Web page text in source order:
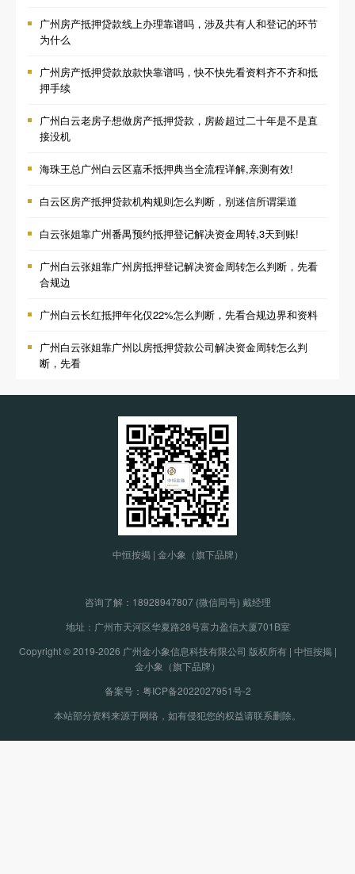
广州房产抵押贷款线上办理靠谱吗，涉及共有人和登记的环节
为什么
广州房产抵押贷款放款快靠谱吗，快不快先看资料齐不齐和抵
押手续
广州白云老房子想做房产抵押贷款，房龄超过二十年是不是直
接没机
海珠王总广州白云区嘉禾抵押典当全流程详解,亲测有效!
白云区房产抵押贷款机构规则怎么判断，别迷信所谓渠道
白云张姐靠广州番禺预约抵押登记解决资金周转,3天到账!
广州白云张姐靠广州房抵押登记解决资金周转怎么判断，先看
合规边
广州白云长红抵押年化仅22%怎么判断，先看合规边界和资料
广州白云张姐靠广州以房抵押贷款公司解决资金周转怎么判
断，先看
中恒按揭 | 金小象（旗下品牌）
咨询了解： 18928947807 (微信同号) 戴经理
地址：广州市天河区华夏路28号富力盈信大厦701B室
Copyright © 2019-2026 广州金小象信息科技有限公司 版权所有 | 中恒按揭 |
金小象（旗下品牌）
备案号：粤ICP备2022027951号-2
本站部分资料来源于网络，如有侵犯您的权益请联系删除。